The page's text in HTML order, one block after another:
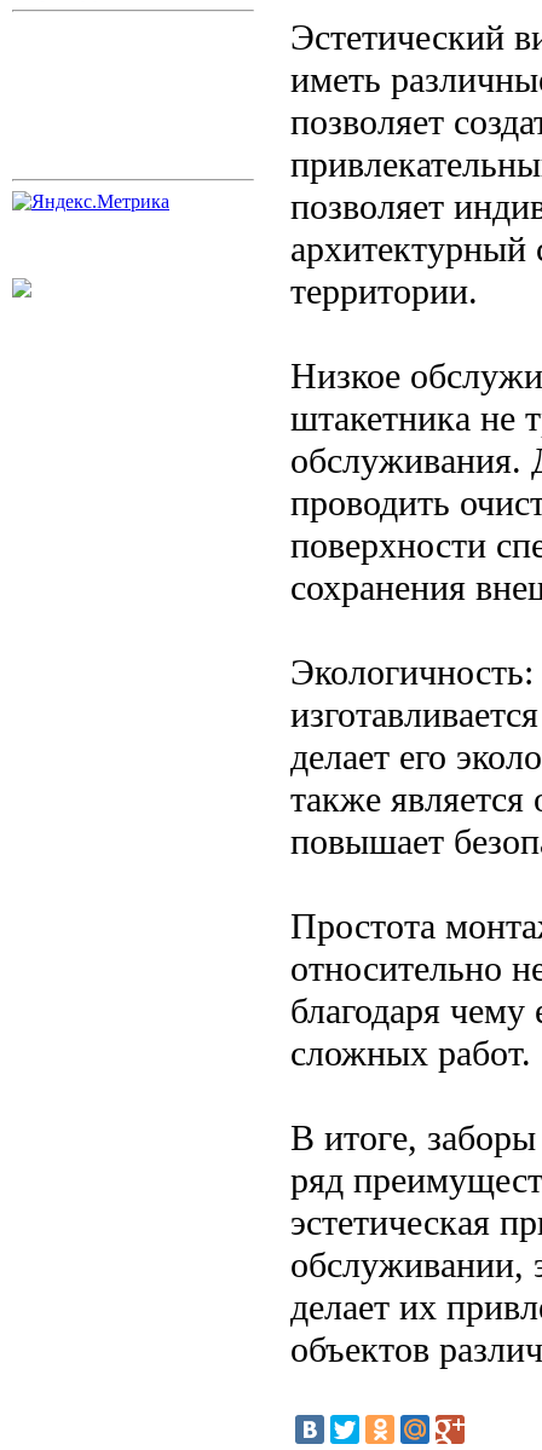
Эстетический
иметь
позволяет
позволяет
территории.
Низкое
штакетника не
обслуживания.
проводить
поверхности
сохранения
делает его
также
повышает
Простота
относительно
благодаря чему
сложных работ.
В итоге,
ряд
эстетическая
обслуживании,
делает их
объектов